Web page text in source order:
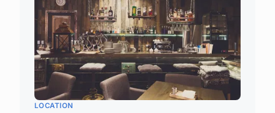
LOCATION